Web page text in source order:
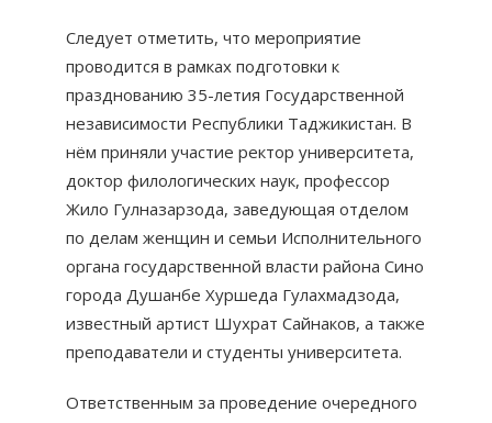
Следует отметить, что мероприятие
проводится в рамках подготовки к
празднованию 35-летия Государственной
независимости Республики Таджикистан. В
нём приняли участие ректор университета,
доктор филологических наук, профессор
Жило Гулназарзода, заведующая отделом
по делам женщин и семьи Исполнительного
органа государственной власти района Сино
города Душанбе Хуршеда Гулахмадзода,
известный артист Шухрат Сайнаков, а также
преподаватели и студенты университета.
Ответственным за проведение очередного